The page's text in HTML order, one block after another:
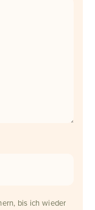
bis ich wieder